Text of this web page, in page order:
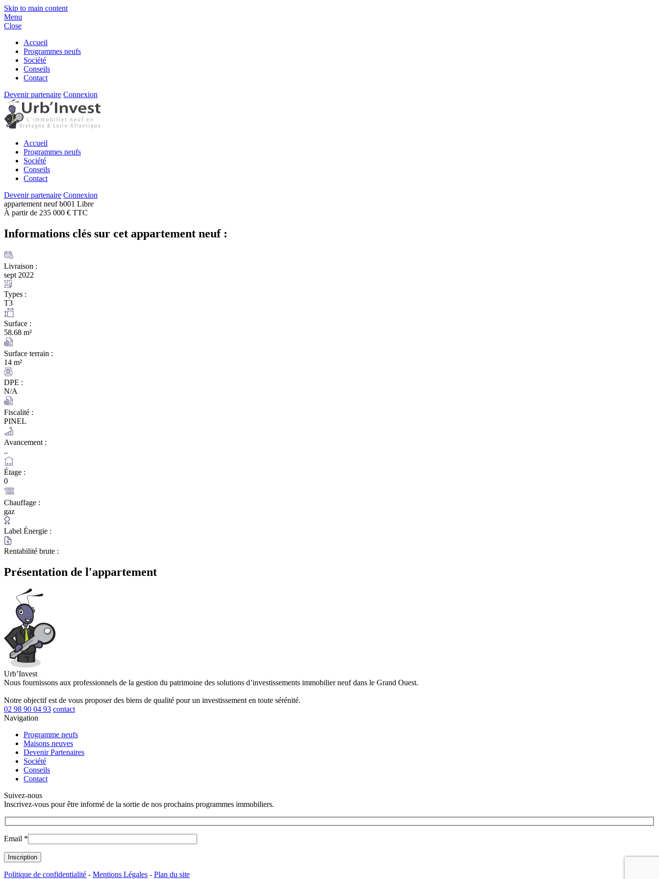
Skip to main content
Menu
Close
Accueil
Programmes neufs
Société
Conseils
Contact
Devenir partenaire Connexion
Accueil
Programmes neufs
Société
Conseils
Contact
Devenir partenaire Connexion
appartement neufb001 Libre
À partir de 235 000 € TTC
Informations clés sur cet appartement neuf :
Livraison :
sept 2022
Types :
T3
Surface :
58.68 m²
Surface terrain :
14 m²
DPE :
N/A
Fiscalité :
PINEL
Avancement :
..
Étage :
0
Chauffage :
gaz
Label Énergie :
Rentabilité brute :
Présentation de l'appartement
Urb’Invest
Nous fournissons aux professionnels de la gestion du patrimoine des solutions d’investissements immobilier neuf dans le Grand Ouest.
Notre objectif est de vous proposer des biens de qualité pour un investissement en toute sérénité.
02 98 90 04 93 contact
Navigation
Programme neufs
Maisons neuves
Devenir Partenaires
Société
Conseils
Contact
Suivez-nous
Inscrivez-vous pour être informé de la sortie de nos prochains programmes immobiliers.
Email *
Politique de confidentialité - Mentions Légales - Plan du site